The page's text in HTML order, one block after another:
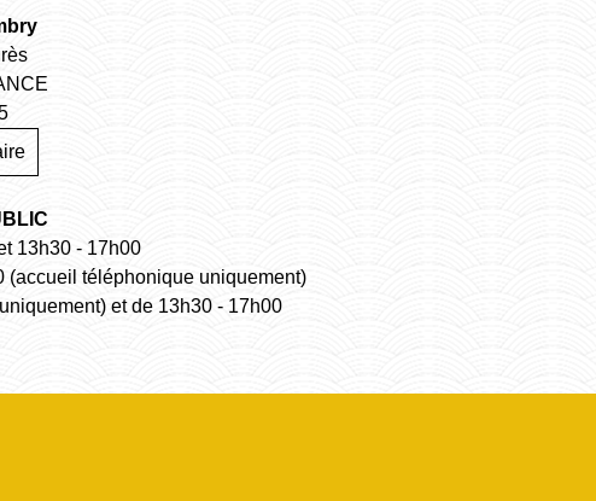
13h30 - 17h00
(accueil téléphonique uniquement)
et de 13h30 - 17h00